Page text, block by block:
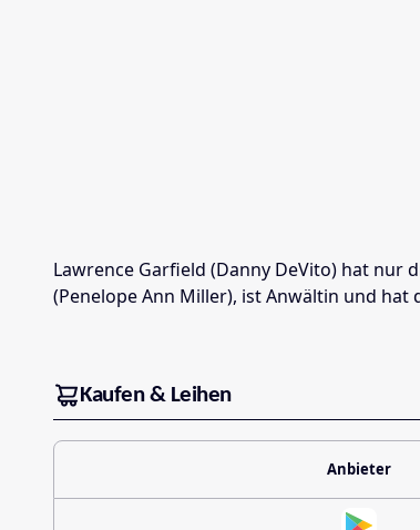
Lawrence Garfield (Danny DeVito) hat nur
(Penelope Ann Miller), ist Anwältin und hat
Kaufen & Leihen
Anbieter